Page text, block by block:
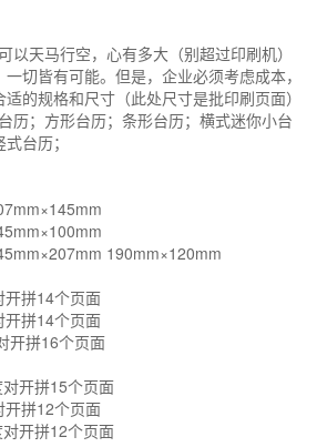
天马行空，心有多大（别超过印刷机）
切皆有可能。但是，企业必须考虑成本，
的规格和尺寸（此处尺寸是批印刷页面）
；方形台历；条形台历；横式迷你小台
台历；
190mm×120mm
拼14个页面
拼14个页面
开拼16个页面
开拼15个页面
拼12个页面
开拼12个页面